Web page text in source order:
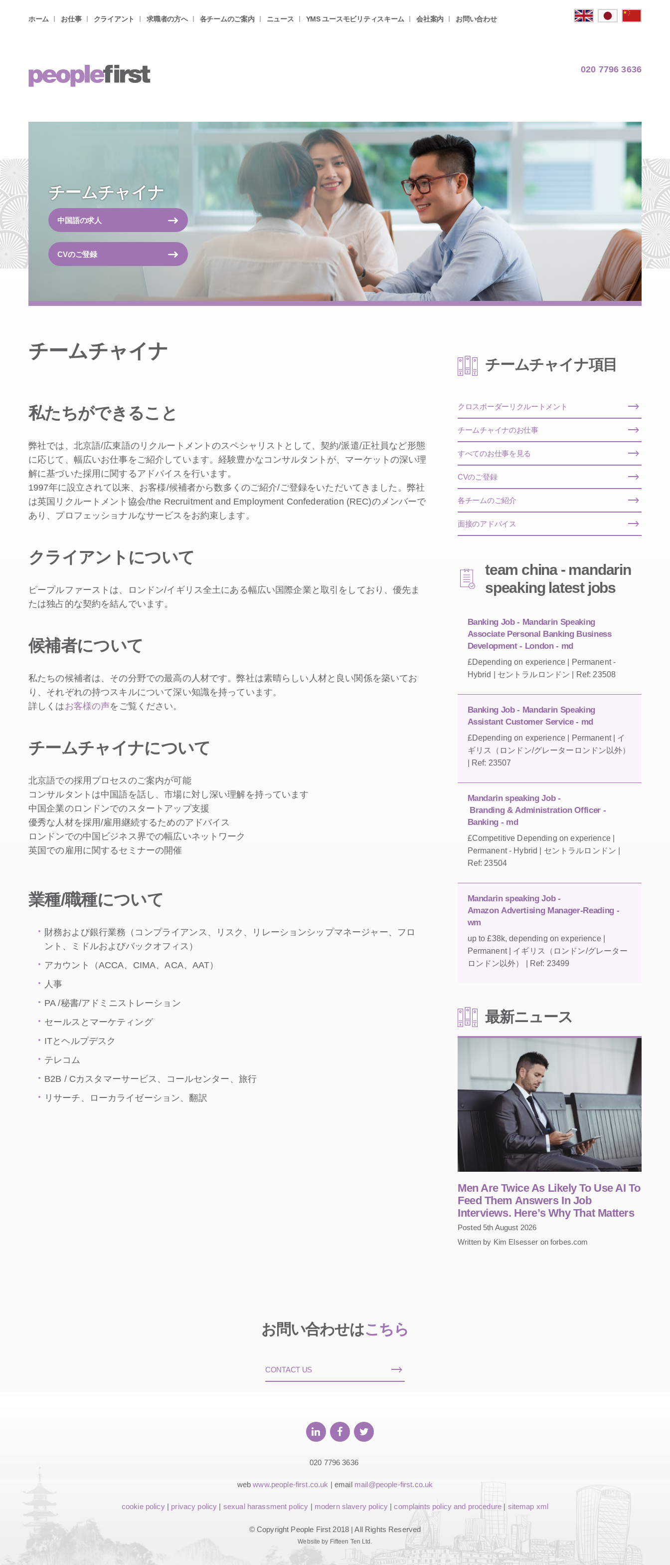
ホーム お仕事 クライアント 求職者の方へ 各チームのご案内 ニュース YMS ユースモビリティスキーム 会社案内 お問い合わせ
020 7796 3636
チームチャイナ
中国語の求人
CVのご登録
チームチャイナ
私たちができること
弊社では、北京語/広東語のリクルートメントのスペシャリストとして、契約/派遣/正社員など形態
に応じて、幅広いお仕事をご紹介しています。経験豊かなコンサルタントが、マーケットの深い理
解に基づいた採用に関するアドバイスを行います。
1997年に設立されて以来、お客様/候補者から数多くのご紹介/ご登録をいただいてきました。弊社
は英国リクルートメント協会/the Recruitment and Employment Confederation (REC)のメンバーで
あり、プロフェッショナルなサービスをお約束します。
クライアントについて
ピープルファーストは、ロンドン/イギリス全土にある幅広い国際企業と取引をしており、優先ま
たは独占的な契約を結んでいます。
候補者について
私たちの候補者は、その分野での最高の人材です。弊社は素晴らしい人材と良い関係を築いてお
り、それぞれの持つスキルについて深い知識を持っています。
詳しくは お客様の声をご覧ください。
チームチャイナについて
北京語での採用プロセスのご案内が可能
コンサルタントは中国語を話し、市場に対し深い理解を持っています
中国企業のロンドンでのスタートアップ支援
優秀な人材を採用/雇用継続するためのアドバイス
ロンドンでの中国ビジネス界での幅広いネットワーク
英国での雇用に関するセミナーの開催
業種/職種について
財務および銀行業務（コンプライアンス、リスク、リレーションシップマネージャー、フロ
ント、ミドルおよびバックオフィス）
アカウント（ACCA、CIMA、ACA、AAT）
人事
PA /秘書/アドミニストレーション
セールスとマーケティング
ITとヘルプデスク
テレコム
B2B / Cカスタマーサービス、コールセンター、旅行
リサーチ、ローカライゼーション、翻訳
チームチャイナ項目
クロスボーダーリクルートメント
チームチャイナのお仕事
すべてのお仕事を見る
CVのご登録
各チームのご紹介
面接のアドバイス
team china - mandarin
speaking latest jobs
Banking Job - Mandarin Speaking
Associate Personal Banking Business
Development - London - md
£Depending on experience | Permanent -
Hybrid | セントラルロンドン | Ref: 23508
Banking Job - Mandarin Speaking
Assistant Customer Service - md
£Depending on experience | Permanent | イ
ギリス（ロンドン/グレーターロンドン以外）
| Ref: 23507
Mandarin speaking Job -
Branding & Administration Officer -
Banking - md
£Competitive Depending on experience |
Permanent - Hybrid | セントラルロンドン |
Ref: 23504
Mandarin speaking Job -
Amazon Advertising Manager-Reading -
wm
up to £38k, depending on experience |
Permanent | イギリス（ロンドン/グレーター
ロンドン以外） | Ref: 23499
最新ニュース
Men Are Twice As Likely To Use AI To
Feed Them Answers In Job
Interviews. Here’s Why That Matters
Posted 5th August 2026
Written by Kim Elsesser on forbes.com
お問い合わせはこちら
CONTACT US
020 7796 3636
webwww.people-first.co.uk | email mail@people-first.co.uk
cookie policy| privacy policy | sexual harassment policy | modern slavery policy|complaints policy and procedure | sitemap xml
© Copyright People First 2018 | All Rights Reserved
Website by Fifteen Ten Ltd.